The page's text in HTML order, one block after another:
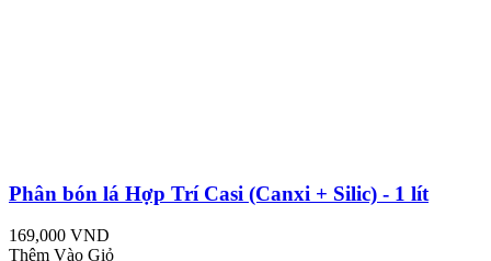
Phân bón lá Hợp Trí Casi (Canxi + Silic) - 1 lít
169,000 VND
Thêm Vào Giỏ